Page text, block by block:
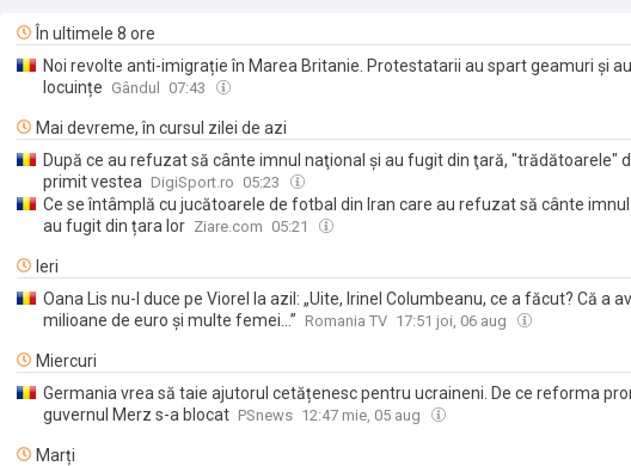
În ultimele 8 ore
Noi revolte anti-imigrație în Marea Britanie. Protestatarii au spart geamuri și
locuințe Gândul 07:43
Mai devreme, în cursul zilei de azi
După ce au refuzat să cânte imnul naţional şi au fugit din ţară, "trădătoarele"
primit vestea DigiSport.ro 05:23
Ce se întâmplă cu jucătoarele de fotbal din Iran care au refuzat să cânte
au fugit din țara lor Ziare.com 05:21
Ieri
Oana Lis nu-l duce pe Viorel la azil: „Uite, Irinel Columbeanu, ce a făcut? Că a
milioane de euro și multe femei…” Romania TV 17:51 joi, 06 aug
Miercuri
Germania vrea să taie ajutorul cetățenesc pentru ucraineni. De ce reforma
guvernul Merz s-a blocat PSnews 12:47 mie, 05 aug
Marți